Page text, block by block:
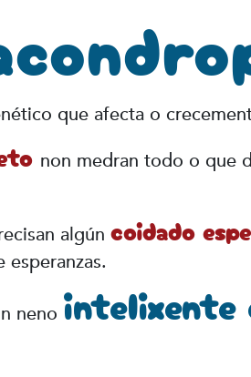
que afecta o
non medran todo o que
algún coidado
esperanzas.
neno